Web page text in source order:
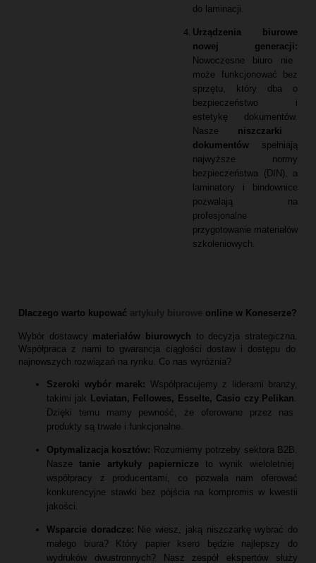
do laminacji.
Urządzenia biurowe
nowej generacji:
Nowoczesne biuro nie
może funkcjonować bez
sprzętu,
który dba o
bezpieczeństwo i
estetykę dokumentów.
Nasze niszczarki
dokumentów spełniają
najwyższe normy
bezpieczeństwa (DIN),
a
laminatory i bindownice
pozwalają na
profesjonalne
przygotowanie materiałów
szkoleniowych.
Dlaczego warto kupować artykuły biurowe online w Koneserze?
Wybór dostawcy materiałów biurowych to decyzja strategiczna.
Współpraca z nami to gwarancja ciągłości dostaw i dostępu do
najnowszych rozwiązań na rynku.
Co nas wyróżnia?
Szeroki wybór marek: Współpracujemy z liderami branży,
takimi jak Leviatan, Fellowes, Esselte, Casio czy Pelikan
Dzięki temu mamy pewność,
że oferowane przez nas
produkty są trwałe i funkcjonalne.
Optymalizacja kosztów: Rozumiemy potrzeby sektora B2B.
Naszetanie artykuły papierniczeto wynik wieloletniej
współpracy z producentami,
co pozwala nam oferować
konkurencyjne stawki bez pójścia na kompromis w kwestii
jakości.
Wsparcie doradcze: Nie wiesz,
jaką niszczarkę wybrać do
małego biura?Który papier ksero będzie najlepszy do
wydruków dwustronnych?Nasz zespół ekspertów służy